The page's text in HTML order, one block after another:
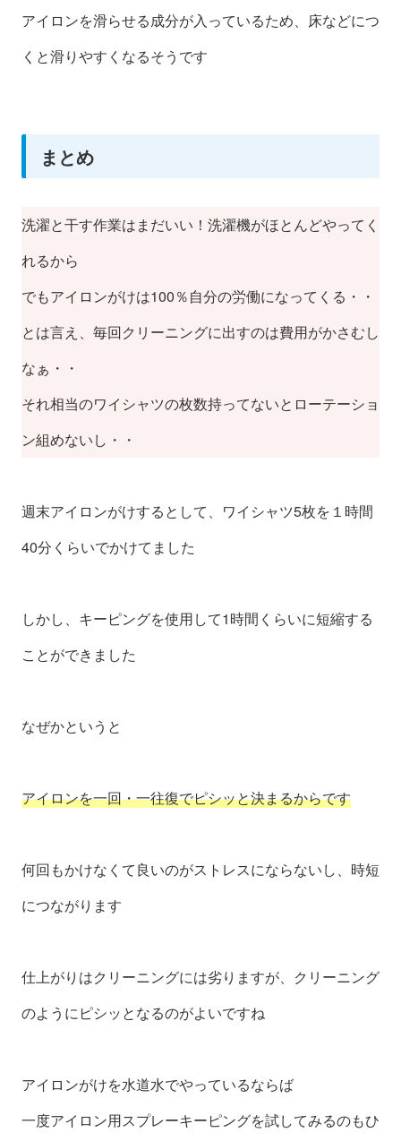
アイロンを滑らせる成分が入っているため、床などにつ
くと滑りやすくなるそうです
まとめ
洗濯と干す作業はまだいい！洗濯機がほとんどやってく
れるから
でもアイロンがけは100％自分の労働になってくる・・
とは言え、毎回クリーニングに出すのは費用がかさむし
なぁ・・
それ相当のワイシャツの枚数持ってないとローテーショ
ン組めないし・・
週末アイロンがけするとして、ワイシャツ5枚を１時間
40分くらいでかけてました
しかし、キーピングを使用して1時間くらいに短縮する
ことができました
なぜかというと
アイロンを一回・一往復でピシッと決まるからです
何回もかけなくて良いのがストレスにならないし、時短
につながります
仕上がりはクリーニングには劣りますが、クリーニング
のようにピシッとなるのがよいですね
アイロンがけを水道水でやっているならば
一度アイロン用スプレーキーピングを試してみるのもひ